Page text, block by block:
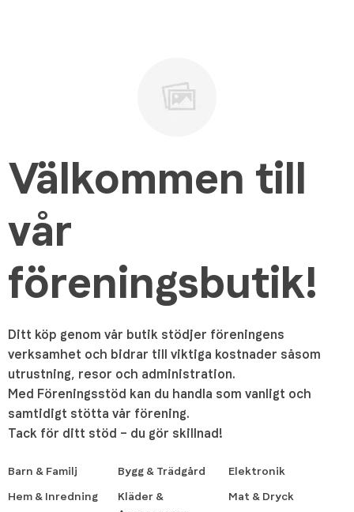
Välkommen till
vår
föreningsbutik!
Ditt köp genom vår butik stödjer föreningens
verksamhet och bidrar till viktiga kostnader såsom
utrustning, resor och administration.
Med Föreningsstöd kan du handla som vanligt och
samtidigt stötta vår förening.
Tack för ditt stöd – du gör skillnad!
Barn & Familj Bygg & Trädgård
Elektronik
Hem & Inredning
Kläder &
Mat & Dryck